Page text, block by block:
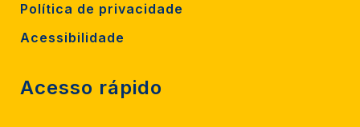
Política de privacidade
Acessibilidade
Acesso rápido